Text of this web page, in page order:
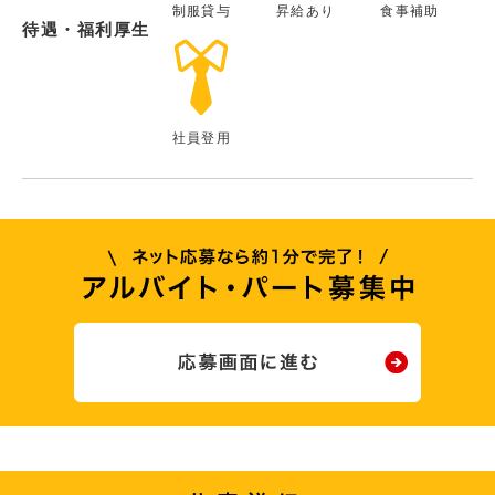
待遇・福利厚生
制服貸与 昇給あり 食事補助
社員登用